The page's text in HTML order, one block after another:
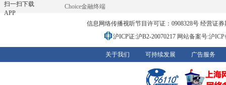
扫一扫下载
APP
Choice金融终端
信息网络传播视听节目许可证：0908328号 经营证
沪ICP证:沪B2-20070217 网站备案号:沪
关于我们 可持续发展 广告服务